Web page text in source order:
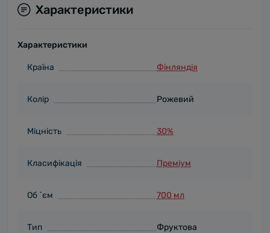
Характеристики
Характеристики
Країна Фінляндія
Колір Рожевий
Міцність 30%
Класифікація Преміум
Об `єм 700 мл
Тип Фруктова